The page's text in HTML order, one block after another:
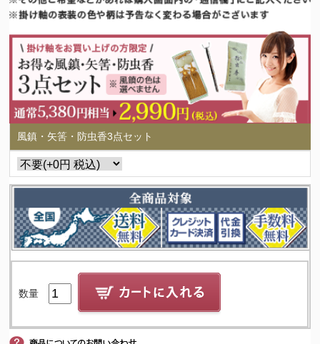
風鎮・矢筈・防虫香3点セット
数量